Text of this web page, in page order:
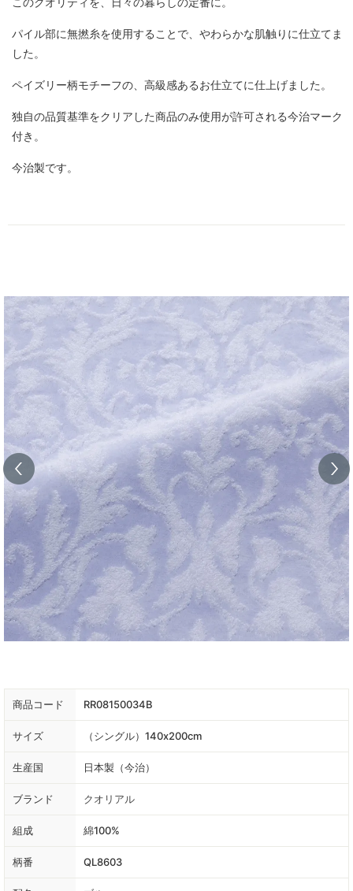
パイル部に無撚糸を使用することで、やわらかな肌触りに仕立てま
した。
ペイズリー柄モチーフの、高級感あるお仕立てに仕上げました。
独自の品質基準をクリアした商品のみ使用が許可される今治マーク
付き。
今治製です。
商品コード RR08150034B
サイズ （シングル）140x200cm
生産国 日本製（今治）
ブランド クオリアル
組成 綿100%
柄番 QL8603